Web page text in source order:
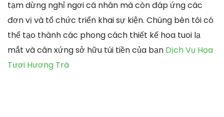
tạm dừng nghỉ ngơi cá nhân mà còn đáp ứng các
đơn vị và tổ chức triển khai sự kiện. Chúng bên tôi có
thể tạo thành các phong cách thiết kế hoa tuoi lạ
mắt và cân xứng sở hữu túi tiền của bạn Dịch Vụ Hoa
Tươi Hương Trà